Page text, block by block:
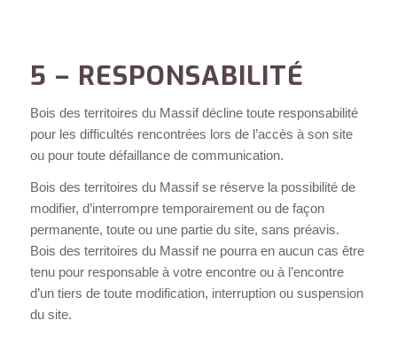
5 – RESPONSABILITÉ
Bois des territoires du Massif décline toute responsabilité
pour les difficultés rencontrées lors de l’accès à son site
ou pour toute défaillance de communication.
Bois des territoires du Massif se réserve la possibilité de
modifier, d’interrompre temporairement ou de façon
permanente, toute ou une partie du site, sans préavis.
Bois des territoires du Massif ne pourra en aucun cas être
tenu pour responsable à votre encontre ou à l’encontre
d’un tiers de toute modification, interruption ou suspension
du site.